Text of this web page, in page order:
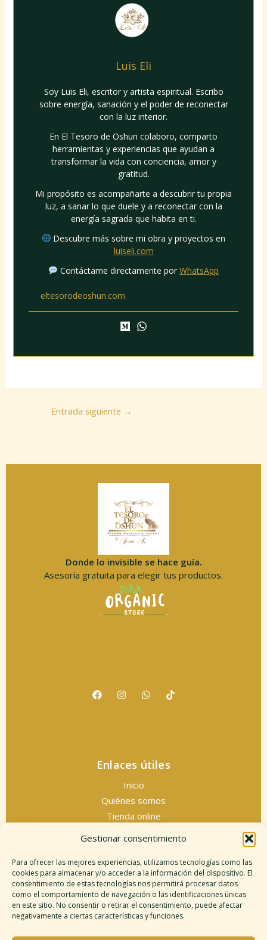
Gestionar consentimiento
Para ofrecer las mejores experiencias, utilizamos tecnologías como las
cookies para almacenar y/o acceder a la información del dispositivo. El
consentimiento de estas tecnologías nos permitirá procesar datos
como el comportamiento de navegación o las identificaciones únicas
en este sitio. No consentir o retirar el consentimiento, puede afectar
negativamente a ciertas características y funciones.
Luis Eli
Soy Luis Eli, escritor y artista espiritual. Escribo
sobre energía, sanación y el poder de reconectar
con la luz interior.
En El Tesoro de Oshun colaboro, comparto
herramientas y experiencias que ayudan a
transformar la vida con conciencia, amor y
gratitud.
Mi propósito es acompañarte a descubrir tu propia
luz, a sanar lo que duele y a reconectar con la
energía sagrada que habita en ti.
Descubre más sobre mi obra y proyectos en
luiseli.com
Contáctame directamente por WhatsApp
eltesorodeoshun.com
Entrada siguiente →
Donde lo invisible se hace guía.
Asesoría gratuita para elegir tus productos.
Enlaces útiles
Inicio
Quiénes somos
Tienda online
Información legal